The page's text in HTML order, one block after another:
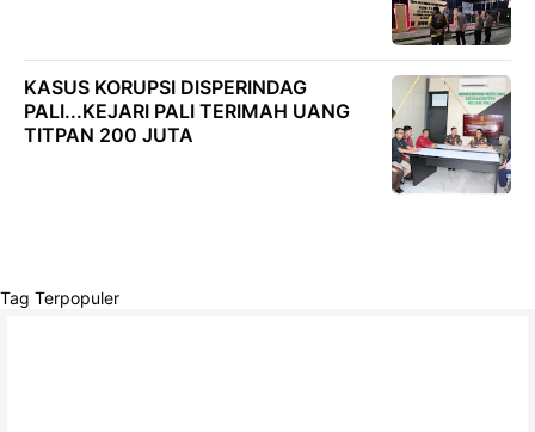
KASUS KORUPSI DISPERINDAG
PALI...KEJARI PALI TERIMAH UANG
TITPAN 200 JUTA
Tag Terpopuler